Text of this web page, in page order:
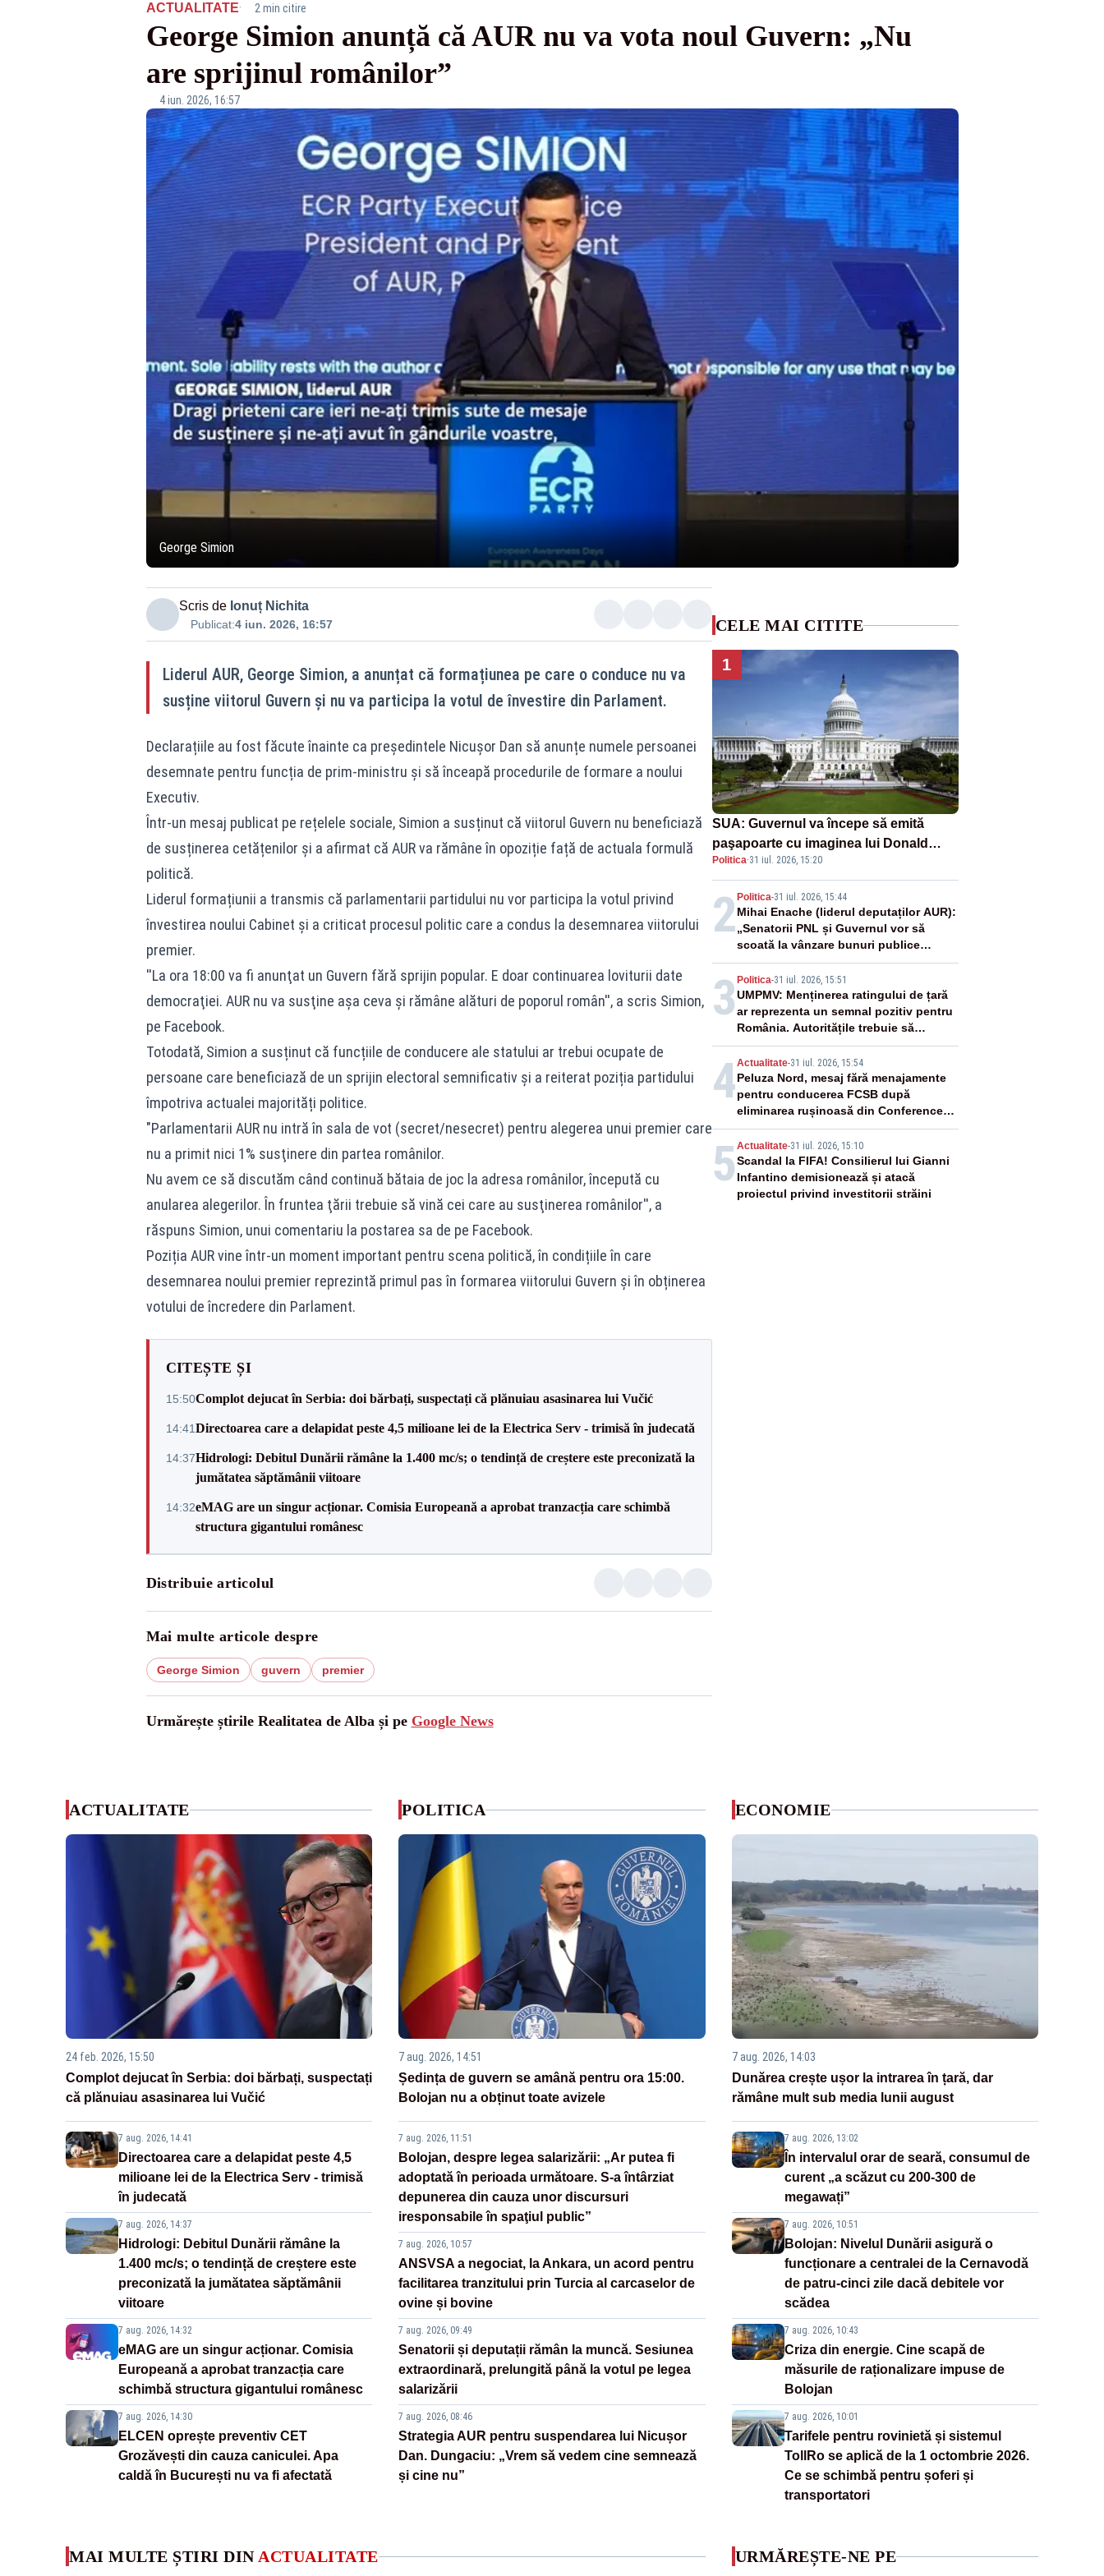
ACTUALITATE· 2 min citire
George Simion anunță că AUR nu va vota noul Guvern: „Nu
are sprijinul românilor”
4 iun. 2026, 16:57
George Simion
Scris de Ionuț Nichita
Publicat:4 iun. 2026, 16:57
Liderul AUR, George Simion, a anunțat că formațiunea pe care o conduce nu va
susține viitorul Guvern și nu va participa la votul de învestire din Parlament.
Declarațiile au fost făcute înainte ca președintele Nicușor Dan să anunțe numele persoanei
desemnate pentru funcția de prim-ministru și să înceapă procedurile de formare a noului
Executiv.
Într-un mesaj publicat pe rețelele sociale, Simion a susținut că viitorul Guvern nu beneficiază
de susținerea cetățenilor și a afirmat că AUR va rămâne în opoziție față de actuala formulă
politică.
Liderul formațiunii a transmis că parlamentarii partidului nu vor participa la votul privind
învestirea noului Cabinet și a criticat procesul politic care a condus la desemnarea viitorului
premier.
''La ora 18:00 va fi anunţat un Guvern fără sprijin popular. E doar continuarea loviturii date
democraţiei. AUR nu va susţine aşa ceva şi rămâne alături de poporul român'', a scris Simion,
pe Facebook.
Totodată, Simion a susținut că funcțiile de conducere ale statului ar trebui ocupate de
persoane care beneficiază de un sprijin electoral semnificativ și a reiterat poziția partidului
împotriva actualei majorități politice.
"Parlamentarii AUR nu intră în sala de vot (secret/nesecret) pentru alegerea unui premier care
nu a primit nici 1% susţinere din partea românilor.
Nu avem ce să discutăm când continuă bătaia de joc la adresa românilor, începută cu
anularea alegerilor. În fruntea ţării trebuie să vină cei care au susţinerea românilor'', a
răspuns Simion, unui comentariu la postarea sa de pe Facebook.
Poziția AUR vine într-un moment important pentru scena politică, în condițiile în care
desemnarea noului premier reprezintă primul pas în formarea viitorului Guvern și în obținerea
votului de încredere din Parlament.
CITEȘTE ȘI
15:50Complot dejucat în Serbia: doi bărbați, suspectați că plănuiau asasinarea lui Vučić
14:41Directoarea care a delapidat peste 4,5 milioane lei de la Electrica Serv - trimisă în judecată
14:37Hidrologi: Debitul Dunării rămâne la 1.400 mc/s; o tendință de creștere este preconizată la
jumătatea săptămânii viitoare
14:32eMAG are un singur acționar. Comisia Europeană a aprobat tranzacția care schimbă
structura gigantului românesc
Distribuie articolul
Mai multe articole despre
George Simion guvern premier
Urmărește știrile Realitatea de Alba și pe Google News
CELE MAI CITITE
1
SUA: Guvernul va începe să emită
paşapoarte cu imaginea lui Donald
Trump începând cu 8 august
Politica·31 iul. 2026, 15:20
2 Politica-31 iul. 2026, 15:44
Mihai Enache (liderul deputaților AUR):
„Senatorii PNL și Guvernul vor să
scoată la vânzare bunuri publice
pentru a stinge datoriile pentru
vaccinurile Pfizer!”
3 Politica-31 iul. 2026, 15:51
UMPMV: Menținerea ratingului de țară
ar reprezenta un semnal pozitiv pentru
România. Autoritățile trebuie să
continue consolidarea stabilității
economice și financiare
4Actualitate-31 iul. 2026, 15:54
Peluza Nord, mesaj fără menajamente
pentru conducerea FCSB după
eliminarea rușinoasă din Conference
League
5 Actualitate-31 iul. 2026, 15:10
Scandal la FIFA! Consilierul lui Gianni
Infantino demisionează și atacă
proiectul privind investitorii străini
ACTUALITATE
24 feb. 2026, 15:50
Complot dejucat în Serbia: doi bărbați, suspectați
că plănuiau asasinarea lui Vučić
7 aug. 2026, 14:41
Directoarea care a delapidat peste 4,5
milioane lei de la Electrica Serv - trimisă
în judecată
7 aug. 2026, 14:37
Hidrologi: Debitul Dunării rămâne la
1.400 mc/s; o tendință de creștere este
preconizată la jumătatea săptămânii
viitoare
7 aug. 2026, 14:32
eMAG are un singur acționar. Comisia
Europeană a aprobat tranzacția care
schimbă structura gigantului românesc
7 aug. 2026, 14:30
ELCEN oprește preventiv CET
Grozăvești din cauza caniculei. Apa
caldă în București nu va fi afectată
POLITICA
7 aug. 2026, 14:51
Ședința de guvern se amână pentru ora 15:00.
Bolojan nu a obținut toate avizele
7 aug. 2026, 11:51
Bolojan, despre legea salarizării: „Ar putea fi
adoptată în perioada următoare. S-a întârziat
depunerea din cauza unor discursuri
iresponsabile în spaţiul public”
7 aug. 2026, 10:57
ANSVSA a negociat, la Ankara, un acord pentru
facilitarea tranzitului prin Turcia al carcaselor de
ovine și bovine
7 aug. 2026, 09:49
Senatorii și deputații rămân la muncă. Sesiunea
extraordinară, prelungită până la votul pe legea
salarizării
7 aug. 2026, 08:46
Strategia AUR pentru suspendarea lui Nicușor
Dan. Dungaciu: „Vrem să vedem cine semnează
și cine nu”
ECONOMIE
7 aug. 2026, 14:03
Dunărea crește ușor la intrarea în țară, dar
rămâne mult sub media lunii august
7 aug. 2026, 13:02
În intervalul orar de seară, consumul de
curent „a scăzut cu 200-300 de
megawați”
7 aug. 2026, 10:51
Bolojan: Nivelul Dunării asigură o
funcționare a centralei de la Cernavodă
de patru-cinci zile dacă debitele vor
scădea
7 aug. 2026, 10:43
Criza din energie. Cine scapă de
măsurile de raționalizare impuse de
Bolojan
7 aug. 2026, 10:01
Tarifele pentru rovinietă și sistemul
TollRo se aplică de la 1 octombrie 2026.
Ce se schimbă pentru șoferi și
transportatori
MAI MULTE ȘTIRI DIN ACTUALITATE URMĂREȘTE-NE PE